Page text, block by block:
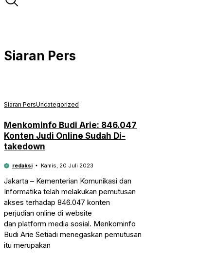
Siaran Pers
Siaran PersUncategorized
Menkominfo Budi Arie: 846.047
Konten Judi Online Sudah Di-
takedown
redaksi Kamis, 20 Juli 2023
Jakarta – Kementerian Komunikasi dan
Informatika telah melakukan pemutusan
akses terhadap 846.047 konten
perjudian online di website
dan platform media sosial. Menkominfo
Budi Arie Setiadi menegaskan pemutusan
itu merupakan